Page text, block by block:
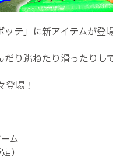
テ」に新アイテムが登
り跳ねたり滑ったりし
場！
ム
）